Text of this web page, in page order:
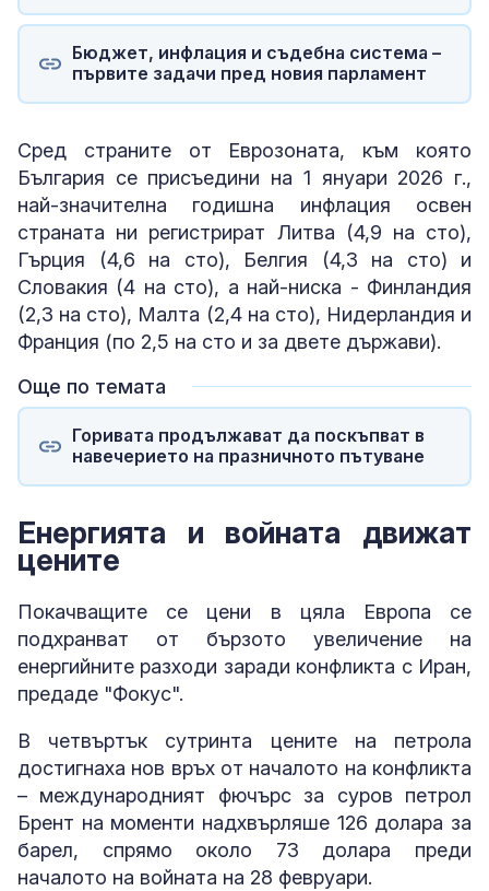
Бюджет, инфлация и съдебна система –
първите задачи пред новия парламент
Сред страните от Еврозоната, към която
България се присъедини на 1 януари 2026 г.,
най-значителна годишна инфлация освен
страната ни регистрират Литва (4,9 на сто),
Гърция (4,6 на сто), Белгия (4,3 на сто) и
Словакия (4 на сто), а най-ниска - Финландия
(2,3 на сто), Малта (2,4 на сто), Нидерландия и
Франция (по 2,5 на сто и за двете държави).
Още по темата
Горивата продължават да поскъпват в
навечерието на празничното пътуване
Енергията и войната движат
цените
Покачващите се цени в цяла Европа се
подхранват от бързото увеличение на
енергийните разходи заради конфликта с Иран,
предаде "Фокус".
В четвъртък сутринта цените на петрола
достигнаха нов връх от началото на конфликта
– международният фючърс за суров петрол
Брент на моменти надхвърляше 126 долара за
барел, спрямо около 73 долара преди
началото на войната на 28 февруари.